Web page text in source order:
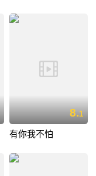
8.1
有你我不怕